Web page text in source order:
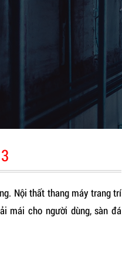
Nội thất thang máy trang trí
mái cho người dùng, sàn đá